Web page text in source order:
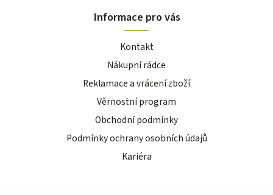
Informace pro vás
Kontakt
Nákupní rádce
Reklamace a vrácení zboží
Věrnostní program
Obchodní podmínky
Podmínky ochrany osobních údajů
Kariéra